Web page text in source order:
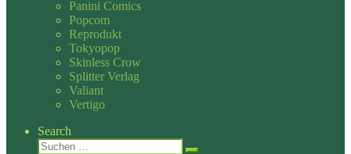
Panini Comics
Popcom
Reprodukt
Tokyopop
Skinless Crow
Splitter Verlag
Valiant
Vertigo
Search
Suche